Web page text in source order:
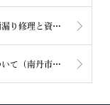
【重要】梅雨時期の屋根修理・雨漏り修理と資材確保について
南丹市商工会商品券のご利用について（南丹市物価高騰対応生活支援事業）